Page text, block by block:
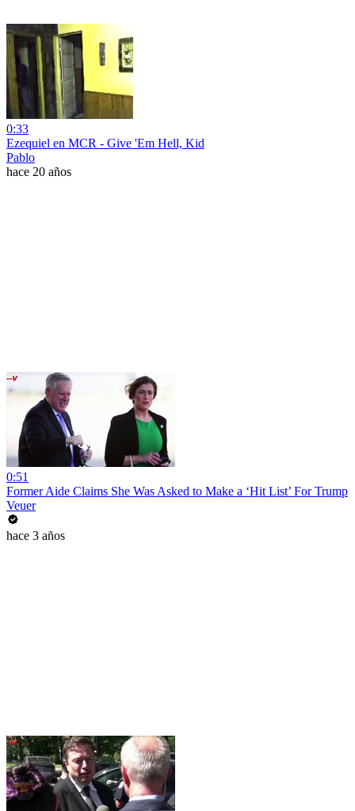
0:33
Ezequiel en MCR - Give 'Em Hell, Kid
Pablo
hace 20 años
0:51
Former Aide Claims She Was Asked to Make a ‘Hit List’ For Trump
Veuer
hace 3 años